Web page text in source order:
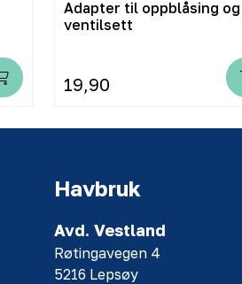
Adapter til oppblåsing og
ventilsett
19,90
Havbruk
Avd. Vestland
Røtingavegen 4
5216 Lepsøy